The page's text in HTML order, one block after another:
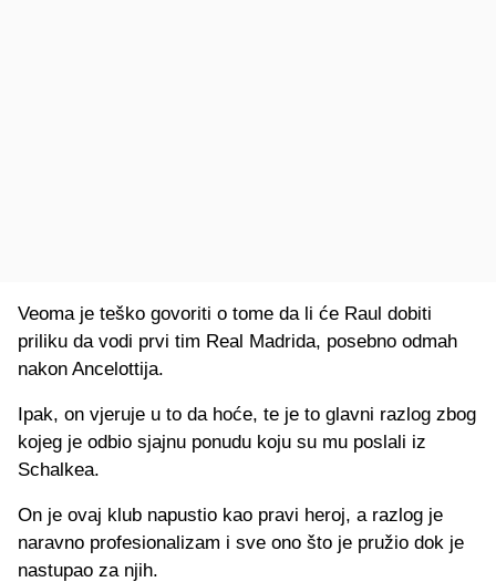
Veoma je teško govoriti o tome da li će Raul dobiti
priliku da vodi prvi tim Real Madrida, posebno odmah
nakon Ancelottija.
Ipak, on vjeruje u to da hoće, te je to glavni razlog zbog
kojeg je odbio sjajnu ponudu koju su mu poslali iz
Schalkea.
On je ovaj klub napustio kao pravi heroj, a razlog je
naravno profesionalizam i sve ono što je pružio dok je
nastupao za njih.